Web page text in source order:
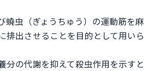
蟯虫（ぎょうちゅう）の運動筋を麻
排出させることを目的として用いら
分の代謝を抑えて殺虫作用を示すと